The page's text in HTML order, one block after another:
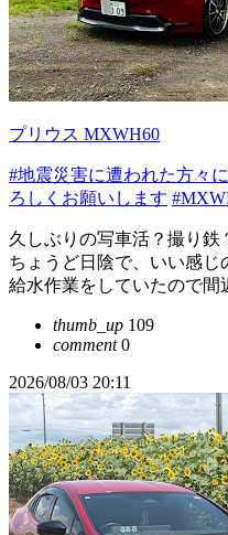
プリウス MXWH60
#地震災害に遭われた方々
ろしくお願いします
久しぶりの写車活？撮り鉄
ちょうど日陰で、いい感じ
給水作業をしていたので間
thumb_up 109
comment0
2026/08/03 20:11